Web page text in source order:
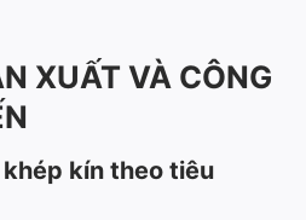
XUẤT VÀ CÔNG
kín theo tiêu